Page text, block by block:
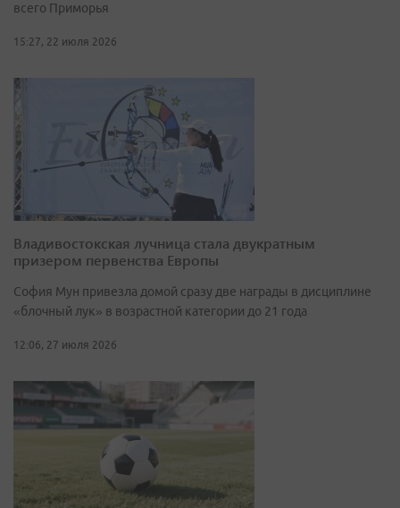
всего Приморья
15:27, 22 июля 2026
Владивостокская лучница стала двукратным
призером первенства Европы
София Мун привезла домой сразу две награды в дисциплине
«блочный лук» в возрастной категории до 21 года
12:06, 27 июля 2026